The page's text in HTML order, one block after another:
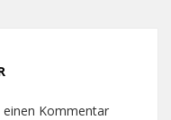
einen Kommentar